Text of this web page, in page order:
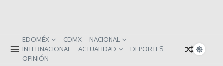
EDOMÉX CDMX
NACIONAL
INTERNACIONAL
ACTUALIDAD
DEPORTES
OPINIÓN